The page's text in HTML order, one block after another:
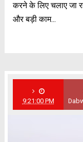
करने के लिए चलाए जा
और बड़ी काम...
9:21:00 PM